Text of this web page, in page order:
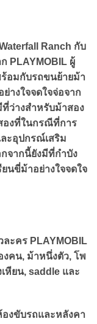
Ranch กับ
PLAYMOBIL ผู้
อมกับรถขนย้ายม้า
างใจจดใจจ่อจาก
ที่ว่างสำหรับม้าสอง
องที่ในกรณีที่การ
ะอุปกรณ์เสริม
จากนี้ยังมีที่กำบัง
นขี่ม้าอย่างใจจดใจ
ะคร PLAYMOBIL
งคน, ม้าหนึ่งตัว, โพ
หียน, saddle และ
องขับรถและหลังคา